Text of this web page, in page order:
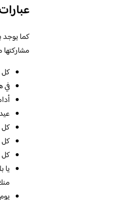
كما يوجد
مشاركتها
كل
في
كل
كل
كل
يا